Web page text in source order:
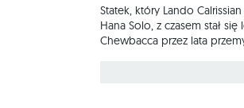
Statek, który Lando
Hana Solo, z czasem stał
Chewbacca przez lata